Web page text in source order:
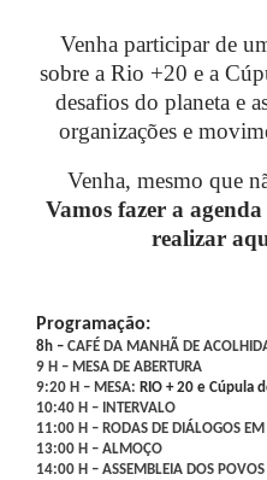
Venha participar de
sobre a Rio +20 e a
desafios do planeta e
organizações e
Venha, mesmo que
Vamos fazer a
realizar
Programação:
8h – CAFÉ DA MANHÃ DE
9 H – MESA DE ABERTURA
9:20 H – MESA: RIO + 20 e Cúpula
10:40 H – INTERVALO
11:00 H – RODAS DE DIÁLOGOS EM
13:00 H – ALMOÇO
14:00 H – ASSEMBLEIA DOS